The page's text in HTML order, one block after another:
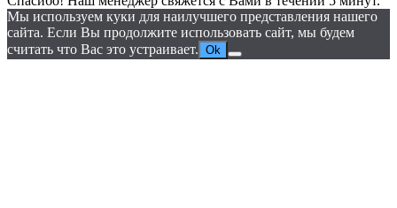
Мы используем куки для наилучшего представления нашего
сайта. Если Вы продолжите использовать сайт, мы будем
считать что Вас это устраивает. Ok